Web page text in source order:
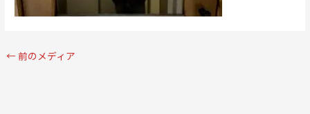
←前のメディア